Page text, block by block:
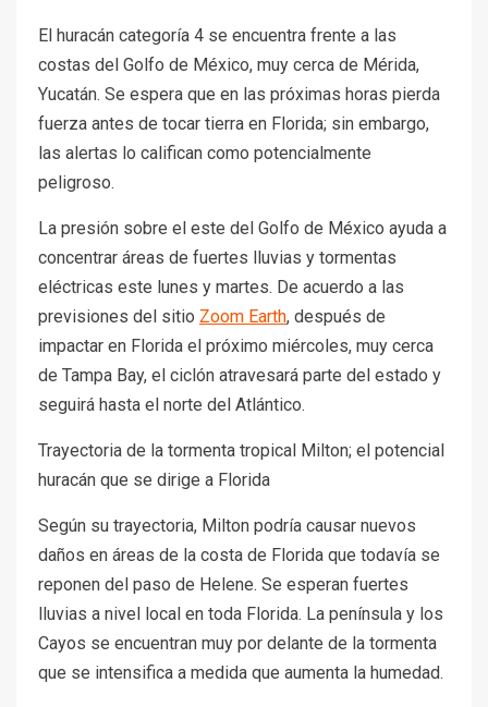
El huracán categoría 4 se encuentra frente a las
costas del Golfo de México, muy cerca de Mérida,
Yucatán. Se espera que en las próximas horas pierda
fuerza antes de tocar tierra en Florida; sin embargo,
las alertas lo califican como potencialmente
peligroso.
La presión sobre el este del Golfo de México ayuda a
concentrar áreas de fuertes lluvias y tormentas
eléctricas este lunes y martes. De acuerdo a las
previsiones del sitio Zoom Earth, después de
impactar en Florida el próximo miércoles, muy cerca
de Tampa Bay, el ciclón atravesará parte del estado y
seguirá hasta el norte del Atlántico.
Trayectoria de la tormenta tropical Milton; el potencial
huracán que se dirige a Florida
Según su trayectoria, Milton podría causar nuevos
daños en áreas de la costa de Florida que todavía se
reponen del paso de Helene. Se esperan fuertes
lluvias a nivel local en toda Florida. La península y los
Cayos se encuentran muy por delante de la tormenta
que se intensifica a medida que aumenta la humedad.